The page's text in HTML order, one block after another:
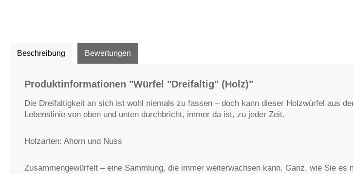
Beschreibung Bewertungen
Produktinformationen "Würfel "Dreifaltig" (Holz)"
Die Dreifaltigkeit an sich ist wohl niemals zu fassen – doch kann dieser Holzwürfel aus
Lebenslinie von oben und unten durchbricht, immer da ist, zu jeder Zeit.
Holzarten: Ahorn und Nuss
Zusammengewürfelt – eine Sammlung, die immer weiterwachsen kann. Ganz, wie Sie